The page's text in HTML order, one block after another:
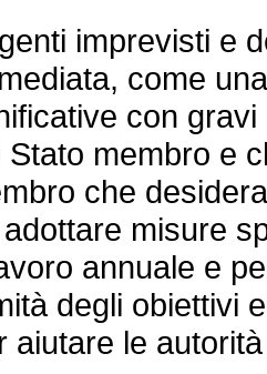
imprevisti e
come
con
membro e
che
misure
annuale e
degli obiettivi
aiutare le